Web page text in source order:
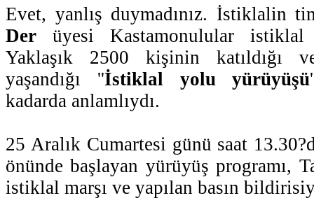
Evet, yanlış duymadınız. İstiklalin
Der üyesi Kastamonulular istiklal
Yaklaşık 2500 kişinin katıldığı
yaşandığı ''İstiklal yolu yürüyüşü
kadarda anlamlıydı.
25 Aralık Cumartesi günü saat
önünde başlayan yürüyüş programı,
istiklal marşı ve yapılan basın